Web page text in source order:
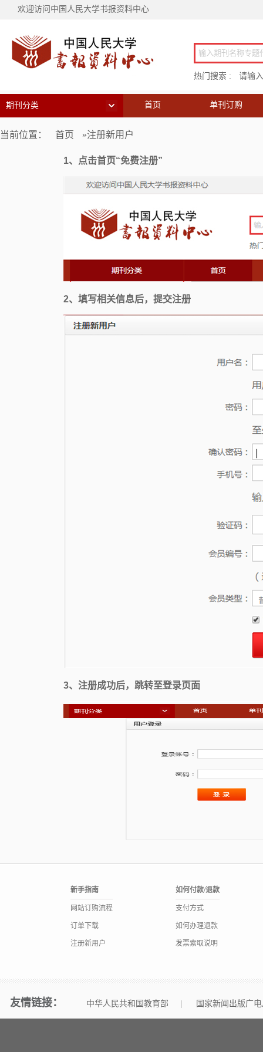
欢迎访问中国人民大学书报资料中心
热门搜索 : 请输
期刊分类 首页 单刊订购
当前位置： 首页 »注册新用户
1、点击首页“免费注册”
2、填写相关信息后，提交注册
3、注册成功后，跳转至登录页面
新手指南
网站订购流程
订单下载
注册新用户
如何付款/退款
支付方式
如何办理退款
发票索取说明
友情链接： 中华人民共和国教育部 国家新闻出版广